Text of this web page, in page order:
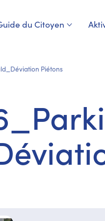
du Citoyen
Piétons